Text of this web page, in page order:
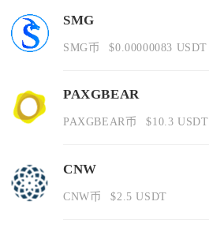
SMG
SMG币 $0.00000083 USDT
PAXGBEAR
PAXGBEAR币 $10.3 USDT
CNW
CNW币 $2.5 USDT